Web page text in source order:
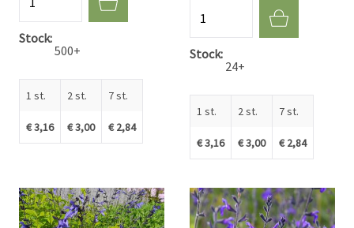
Stock
500+
1 st.
€ 3,16
2 st.
€ 3,00
7 st.
€ 2,84
Stock
24+
1 st.
€ 3,16
2 st.
€ 3,00
7 st.
€ 2,84